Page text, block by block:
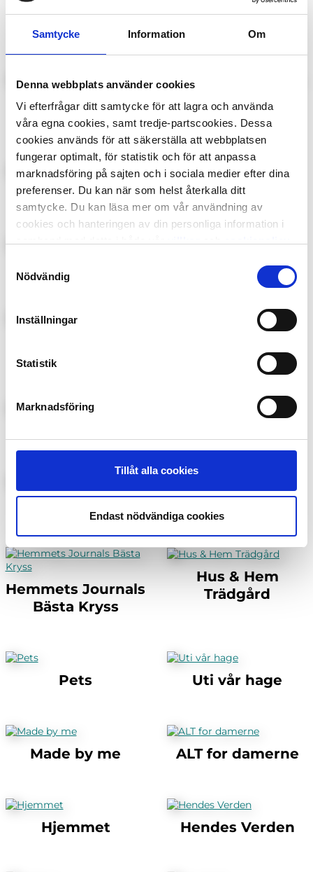
Samtycke Information Om
Denna webbplats använder cookies
Vi efterfrågar ditt samtycke för att lagra och använda
våra egna cookies, samt tredje-partscookies. Dessa
cookies används för att säkerställa att webbplatsen
fungerar optimalt, för statistik och för att anpassa
marknadsföring på sajten och i sociala medier efter dina
preferenser. Du kan när som helst återkalla ditt
samtycke. Du kan läsa mer om vår användning av
cookies och hanteringen av din personliga information i
Nödvändig
Inställningar
Statistik
Marknadsföring
Tillåt alla cookies
Endast nödvändiga cookies
Robot Special:
Pokémon
Wheels Magazine
King
Lasse-Majas
Detektivbyrå
Power Magazine Frost
Special
Glutenfri Matlust GOAL
Hemmets Journals
Bästa Kryss
Hus & Hem
Trädgård
Pets Uti vår hage
Made by me ALT for damerne
Hjemmet Hendes Verden